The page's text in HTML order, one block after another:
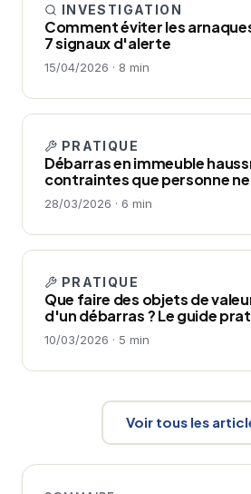
INVESTIGATION
Comment éviter les
7 signaux d'alerte
15/04/2026 · 8 min
PRATIQUE
Débarras en immeuble
contraintes que personne
28/03/2026 · 6 min
PRATIQUE
Que faire des objets de
d'un débarras ? Le guide
10/03/2026 · 5 min
Voir tous les